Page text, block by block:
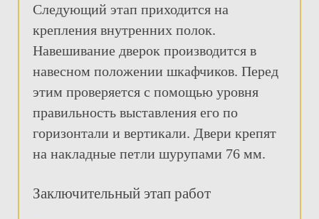
Следующий этап приходится на
крепления внутренних полок.
Навешивание дверок производится в
навесном положении шкафчиков. Перед
этим проверяется с помощью уровня
правильность выставления его по
горизонтали и вертикали. Двери крепят
на накладные петли шурупами 76 мм.
Заключительный этап работ